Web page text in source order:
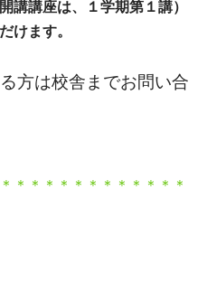
講講座は、１学期第１講）
けます。
方は校舎までお問い合
＊＊＊＊＊＊＊＊＊＊＊＊